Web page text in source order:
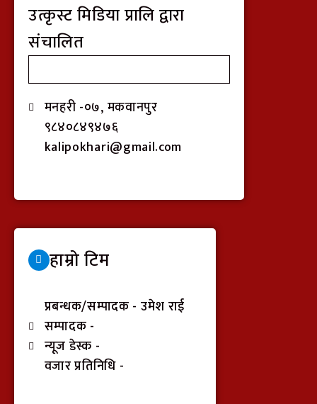
उत्कृस्ट मिडिया प्रालि द्वारा
संचालित
मनहरी -०७, मकवानपुर
९८४०८४९४७६
kalipokhari@gmail.com
हाम्रो टिम
प्रबन्धक/सम्पादक - उमेश राई
सम्पादक -
न्यूज डेस्क -
वजार प्रतिनिधि -